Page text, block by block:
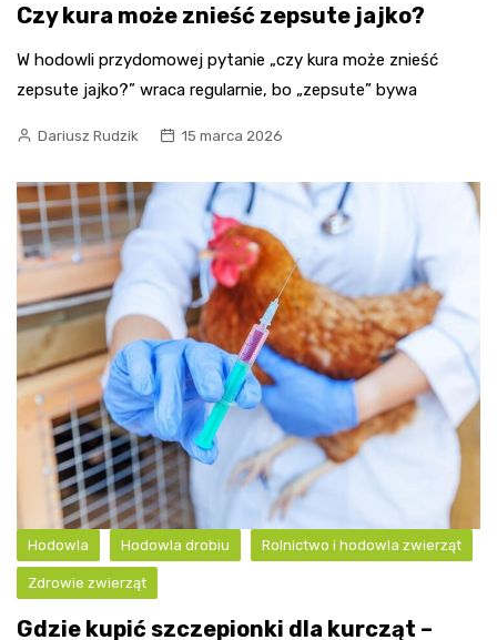
Czy kura może znieść zepsute jajko?
W hodowli przydomowej pytanie „czy kura może znieść
zepsute jajko?” wraca regularnie, bo „zepsute” bywa
Dariusz Rudzik 15 marca 2026
Hodowla Hodowla drobiu Rolnictwo i hodowla zwierząt
Zdrowie zwierząt
Gdzie kupić szczepionki dla kurcząt –